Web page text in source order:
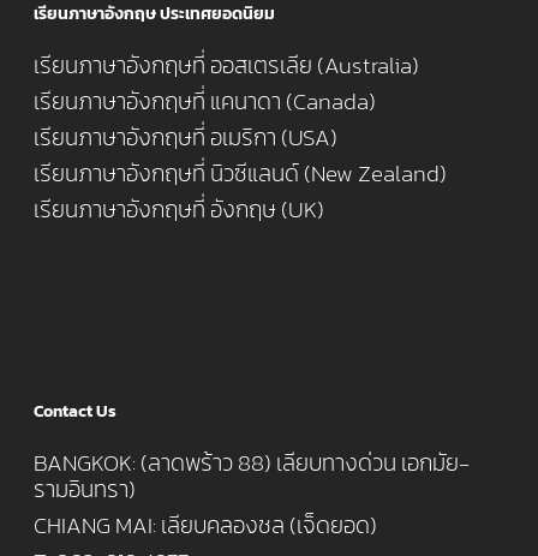
เรียนภาษาอังกฤษ ประเทศยอดนิยม
เรียนภาษาอังกฤษที่ ออสเตรเลีย (Australia)
เรียนภาษาอังกฤษที่ แคนาดา (Canada)
เรียนภาษาอังกฤษที่ อเมริกา (USA)
เรียนภาษาอังกฤษที่ นิวซีแลนด์ (New Zealand)
เรียนภาษาอังกฤษที่ อังกฤษ (UK)
Contact Us
BANGKOK: (ลาดพร้าว 88) เลียบทางด่วน เอกมัย-
รามอินทรา)
CHIANG MAI: เลียบคลองชล (เจ็ดยอด)